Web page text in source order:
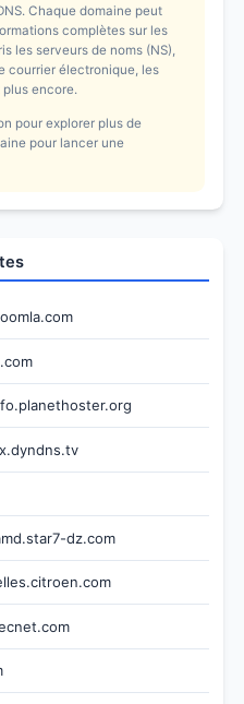
Chaque domaine peut
complètes sur les
les serveurs de noms (NS),
courrier électronique, les
plus encore.
pour explorer plus de
pour lancer une
dz.com